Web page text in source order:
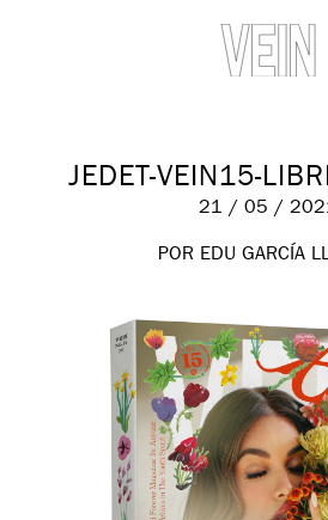
JEDET-VEIN15-
21 / 05 /
POR EDU GARCÍA